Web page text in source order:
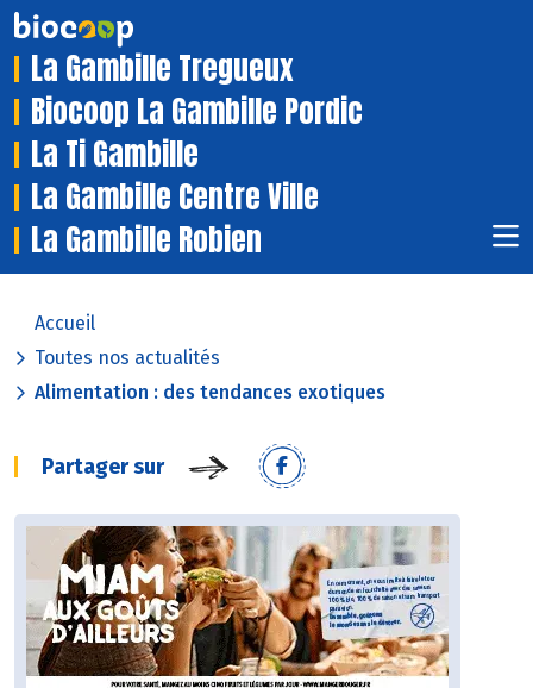
La Gambille Tregueux
Biocoop La Gambille Pordic
La Ti Gambille
La Gambille Centre Ville
La Gambille Robien
Accueil
Toutes nos actualités
Alimentation : des tendances exotiques
Partager sur